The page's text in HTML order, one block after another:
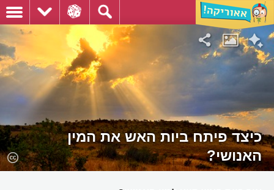
כיצד פיתח ביות האש את המין
האנושי?